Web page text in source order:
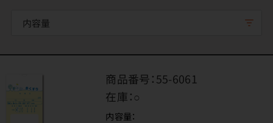
内容量
商品番号：55-6061
在庫：○
内容量：